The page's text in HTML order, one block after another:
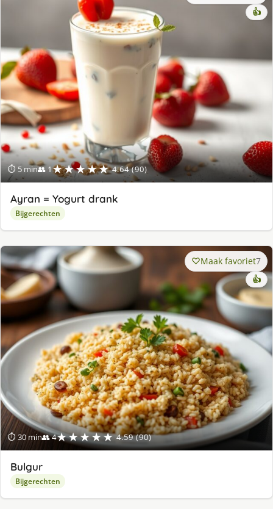
⏱ 5 min👥 1★★★★★ 4.64 (90)
👍
Ayran = Yogurt drank
Bijgerechten
⏱ 30 min👥 4★★★★★ 4.59 (90)
Maak favoriet7
👍
Bulgur
Bijgerechten